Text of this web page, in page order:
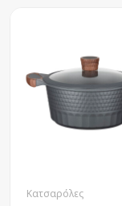
Κατσαρόλες